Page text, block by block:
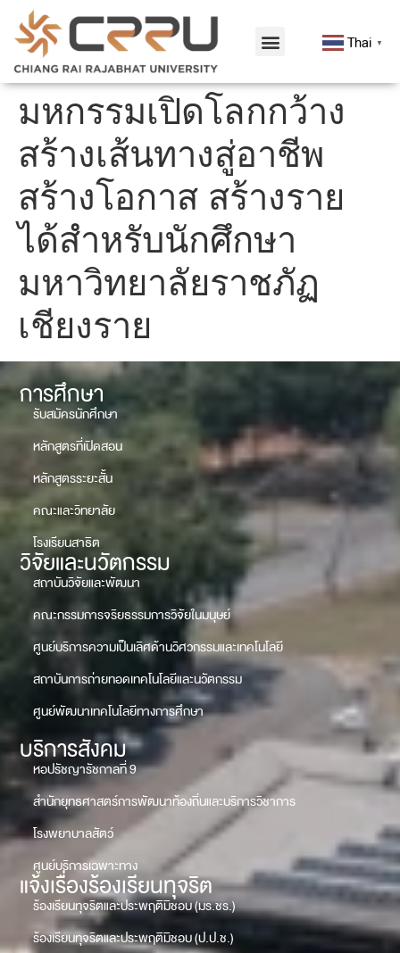
Thai ▼
มหกรรมเปิดโลกกว้าง
สร้างเส้นทางสู่อาชีพ
สร้างโอกาส สร้างราย
ได้สำหรับนักศึกษา
มหาวิทยาลัยราชภัฏ
เชียงราย
การศึกษา
รับสมัครนักศึกษา
หลักสูตรที่เปิดสอน
หลักสูตรระยะสั้น
คณะและวิทยาลัย
โรงเรียนสาธิต
วิจัยและนวัตกรรม
สถาบันวิจัยและพัฒนา
คณะกรรมการจริยธรรมการวิจัยในมนุษย์
ศูนย์บริการความเป็นเลิศด้านวิศวกรรมและเทคโนโลยี
สถาบันการถ่ายทอดเทคโนโลยีและนวัตกรรม
ศูนย์พัฒนาเทคโนโลยีทางการศึกษา
บริการสังคม
หอปรัชญารัชกาลที่ 9
สำนักยุทธศาสตร์การพัฒนาท้องถิ่นและบริการวิชาการ
โรงพยาบาลสัตว์
ศูนย์บริการเฉพาะทาง
แจ้งเรื่องร้องเรียนทุจริต
ร้องเรียนทุจริตและประพฤติมิชอบ (มร.ชร.)
ร้องเรียนทุจริตและประพฤติมิชอบ (ป.ป.ช.)